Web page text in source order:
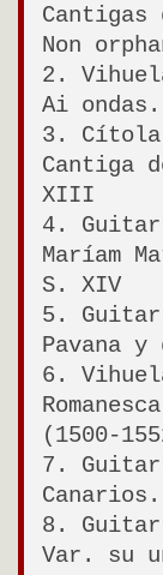
Non
2.
Ai
3. Cítola
Cantiga
XIII
4.
Maríam
S. XIV
5.
Pavana
6.
(1500-
7.
8.
Var. su